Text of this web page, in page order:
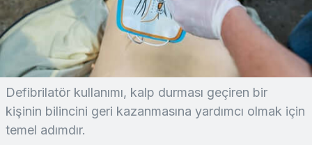
Defibrilatör kullanımı, kalp durması geçiren bir
kişinin bilincini geri kazanmasına yardımcı olmak için
temel adımdır.